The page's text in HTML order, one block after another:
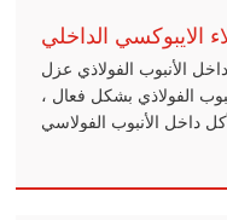
الايبوكسي الداخلي
الأنبوب الفولاذي عزل
الفولاذي بشكل فعال ،